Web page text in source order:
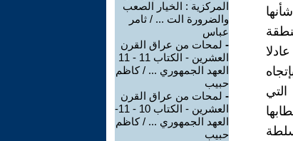
المركزية : الخيار الصعب
والضرورة الت ... / ثامر
عباس
- لمحات من عراق القرن
العشرين - الكتاب 11 - 11
العهد الجمهوري ... / كاظم
حبيب
- لمحات من عراق القرن
العشرين - الكتاب 10 - 11-
العهد الجمهوري ... / كاظم
حبيب